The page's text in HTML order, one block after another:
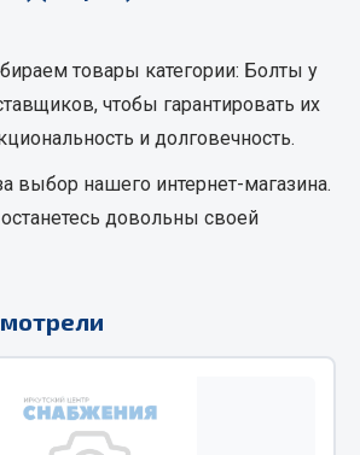
элементы
товары категории: Болты у
чтобы гарантировать их
и долговечность.
выбор нашего интернет-магазина.
довольны своей